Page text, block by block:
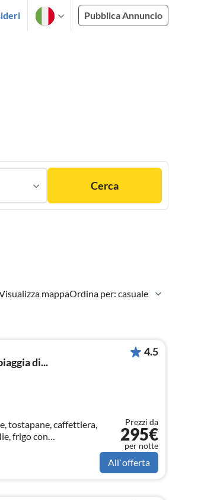
Pubblica Annuncio
Cerca
mappaOrdina per: casuale
di...
tostapane, caffettiera,
frigo con
4.5
Prezzi da
295€
per notte
All`offerta